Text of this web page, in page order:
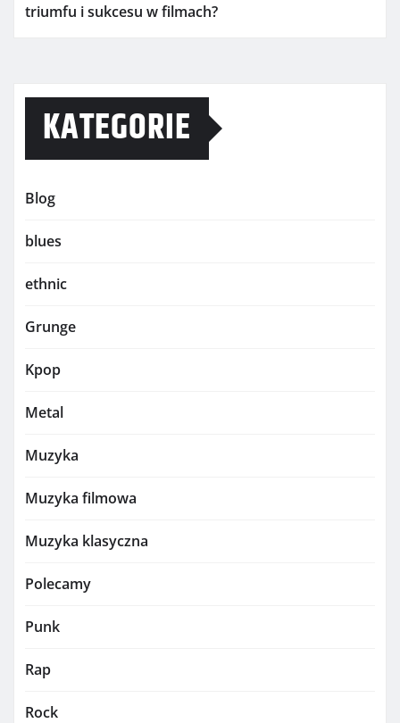
triumfu i sukcesu w filmach?
KATEGORIE
Blog
blues
ethnic
Grunge
Kpop
Metal
Muzyka
Muzyka filmowa
Muzyka klasyczna
Polecamy
Punk
Rap
Rock